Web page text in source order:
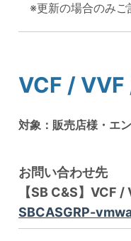
※更新の場合のみご
VCF / VVF
対象：販売店様・エ
お問い合わせ先
【SB C&S】VCF
SBCASGRP-